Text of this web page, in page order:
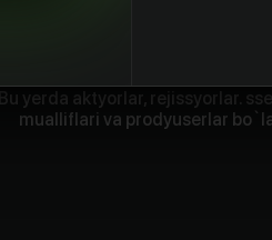
Bu yerda aktyorlar, rejissyorlar.
mualliflari va prodyuserlar